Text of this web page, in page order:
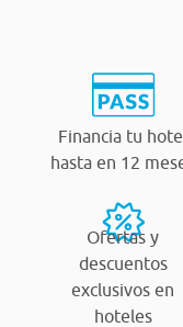
Financia tu
hasta en 12
Ofertas y
descuentos
exclusivos en
hoteles